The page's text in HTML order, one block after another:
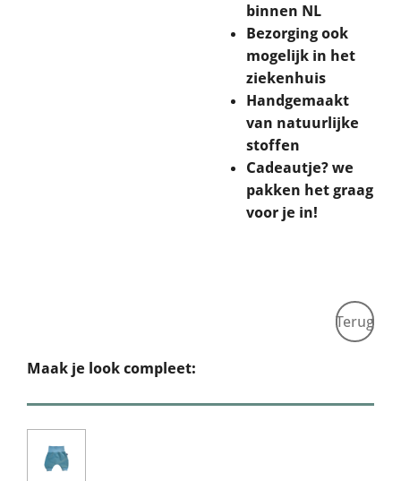
binnen NL
Bezorging ook
mogelijk in het
ziekenhuis
Handgemaakt
van natuurlijke
stoffen
Cadeautje? we
pakken het graag
voor je in!
Terug
Maak je look compleet: